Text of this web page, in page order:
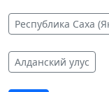
Республика Саха
Алданский улус